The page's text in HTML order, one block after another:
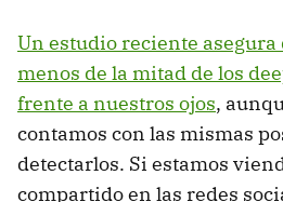
Un estudio reciente asegura
menos de la mitad de los
frente a nuestros ojos,
contamos con las mismas
detectarlos. Si estamos
compartido en las redes